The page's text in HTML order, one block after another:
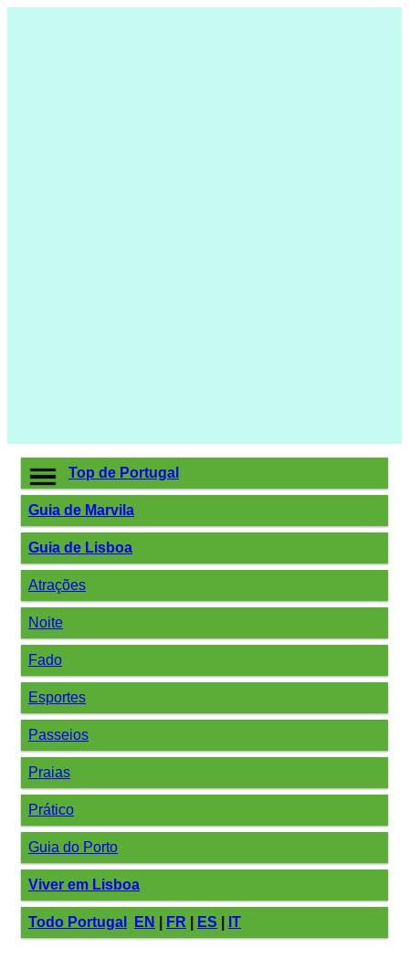
Top de Portugal
Guia de Marvila
Guia de Lisboa
Atrações
Noite
Fado
Esportes
Passeios
Praias
Prático
Guia do Porto
Viver em Lisboa
Todo Portugal EN FR ES IT